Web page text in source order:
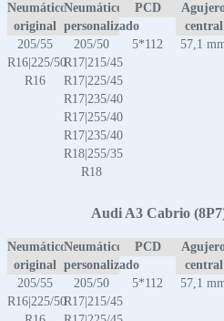
Neumático
original
Neumático
personalizado
PCD
central
205/55
R16|225/50
R16
205/50
R17|215/45
R17|225/45
R17|235/40
R17|255/40
R17|235/40
R18|255/35
R18
5*112 57,1
Audi A3 Cabrio
Neumático
original
Neumático
personalizado
PCD
central
205/55
R16|225/50
205/50
R17|215/45
5*112 57,1